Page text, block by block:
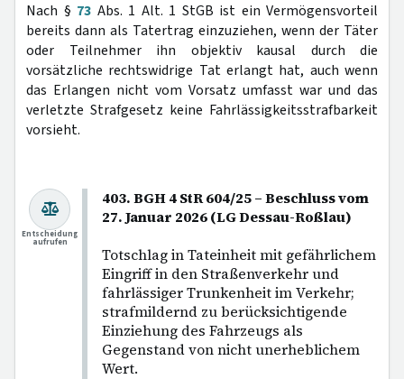
Nach § 73 Abs. 1 Alt. 1 StGB ist ein Vermögensvorteil
bereits dann als Tatertrag einzuziehen, wenn der Täter
oder Teilnehmer ihn objektiv kausal durch die
vorsätzliche rechtswidrige Tat erlangt hat, auch wenn
das Erlangen nicht vom Vorsatz umfasst war und das
verletzte Strafgesetz keine Fahrlässigkeitsstrafbarkeit
vorsieht.
403. BGH 4 StR 604/25 – Beschluss vom
27. Januar 2026 (LG Dessau-Roßlau)
Totschlag in Tateinheit mit gefährlichem
Eingriff in den Straßenverkehr und
fahrlässiger Trunkenheit im Verkehr;
strafmildernd zu berücksichtigende
Einziehung des Fahrzeugs als
Gegenstand von nicht unerheblichem
Wert.
Entscheidung
aufrufen